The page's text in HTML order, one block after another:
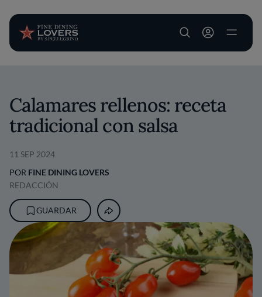
User account
Calamares rellenos: receta
tradicional con salsa
11 SEP 2024
POR FINE DINING LOVERS
REDACCIÓN
GUARDAR